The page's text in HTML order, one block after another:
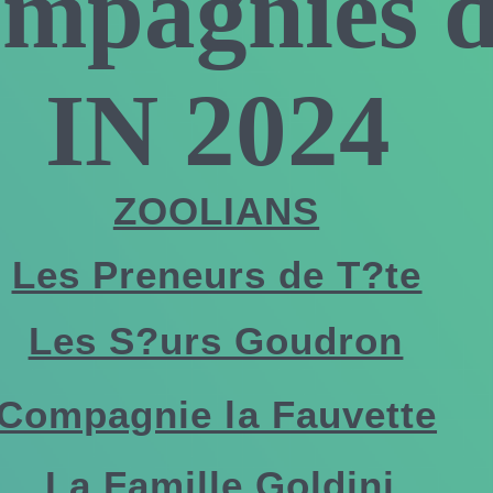
IN 2024
ZOOLIANS
Les Preneurs de T?te
Les S?urs Goudron
la Fauvette
La Famille Goldini